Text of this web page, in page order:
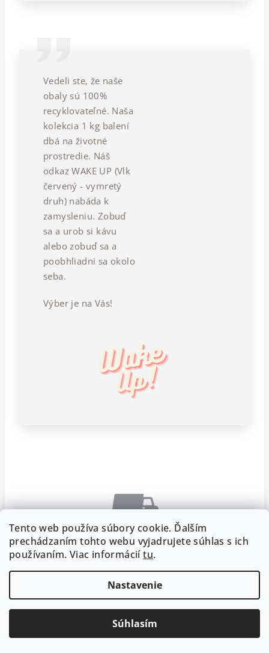
Tento web používa súbory cookie. Ďalším
prechádzaním tohto webu vyjadrujete súhlas s ich
používaním. Viac informáciítu.
Nastavenie
Súhlasím
Vedeli ste, že naše
obaly sú 100%
recyklovateľné. Naša
kolekcia 1 kg balení
dbá na životné
prostredie. Náš
odkaz WAKE UP (Vlk
červený - vymretý
druh) nabáda k
zamysleniu. Zobuď
sa a urob si kávu
alebo zobuď sa a
poobhliadni sa okolo
seba.
Výber je na Vás!
Doprava zdarma
Pri objednávke nad 20 €